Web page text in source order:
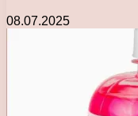
08.07.2025